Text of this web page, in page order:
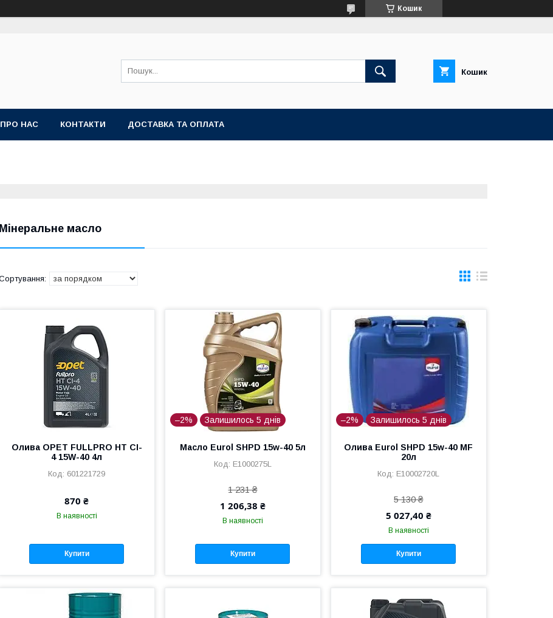
Кошик
Кошик
ПРО НАС КОНТАКТИ ДОСТАВКА ТА ОПЛАТА
Мінеральне масло
Олива OPET FULLPRO HT CI-
4 15W-40 4л
601221729
870 ₴
В наявності
Купити
–2% Залишилось 5 днів
Масло Eurol SHPD 15w-40 5л
E1000275L
1 231 ₴
1 206,38 ₴
В наявності
Купити
–2% Залишилось 5 днів
Олива Eurol SHPD 15w-40 MF
20л
E10002720L
5 130 ₴
5 027,40 ₴
В наявності
Купити